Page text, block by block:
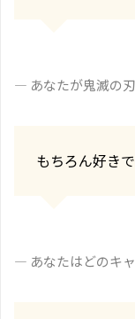
― あなたが鬼滅の
もちろん好き
― あなたはどのキ